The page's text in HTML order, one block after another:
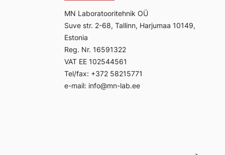
более
уверенной и
MN Laboratooritehnik OÜ
Suve str. 2-68, Tallinn, Harjumaa 10149,
Estonia
Reg. Nr. 16591322
VAT EE 102544561
Tel/fax: +372 58215771
e-mail: info@mn-lab.ee